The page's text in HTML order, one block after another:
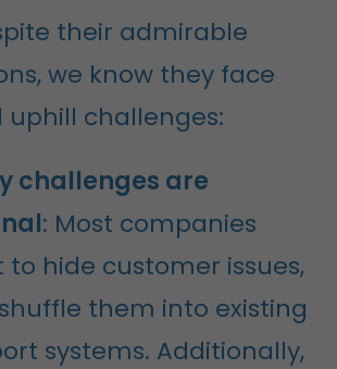
their admirable
we know they face
uphill challenges:
challenges are
: Most companies
to hide customer issues,
them into existing
systems. Additionally,